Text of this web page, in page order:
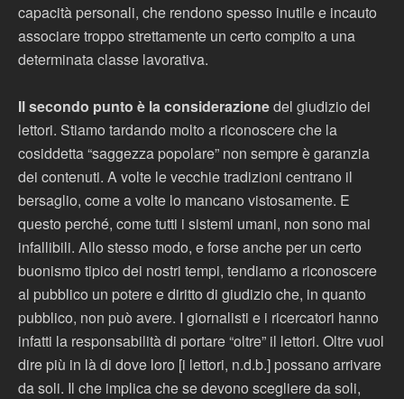
capacità personali, che rendono spesso inutile e incauto
associare troppo strettamente un certo compito a una
determinata classe lavorativa.
Il secondo punto è la considerazionedel giudizio dei
lettori. Stiamo tardando molto a riconoscere che la
cosiddetta “saggezza popolare” non sempre è garanzia
dei contenuti. A volte le vecchie tradizioni centrano il
bersaglio, come a volte lo mancano vistosamente. E
questo perché, come tutti i sistemi umani, non sono mai
infallibili. Allo stesso modo, e forse anche per un certo
buonismo tipico dei nostri tempi, tendiamo a riconoscere
al pubblico un potere e diritto di giudizio che, in quanto
pubblico, non può avere. I giornalisti e i ricercatori hanno
infatti la responsabilità di portare “oltre” il lettori. Oltre vuol
dire più in là di dove loro [i lettori, n.d.b.] possano arrivare
da soli. Il che implica che se devono scegliere da soli,